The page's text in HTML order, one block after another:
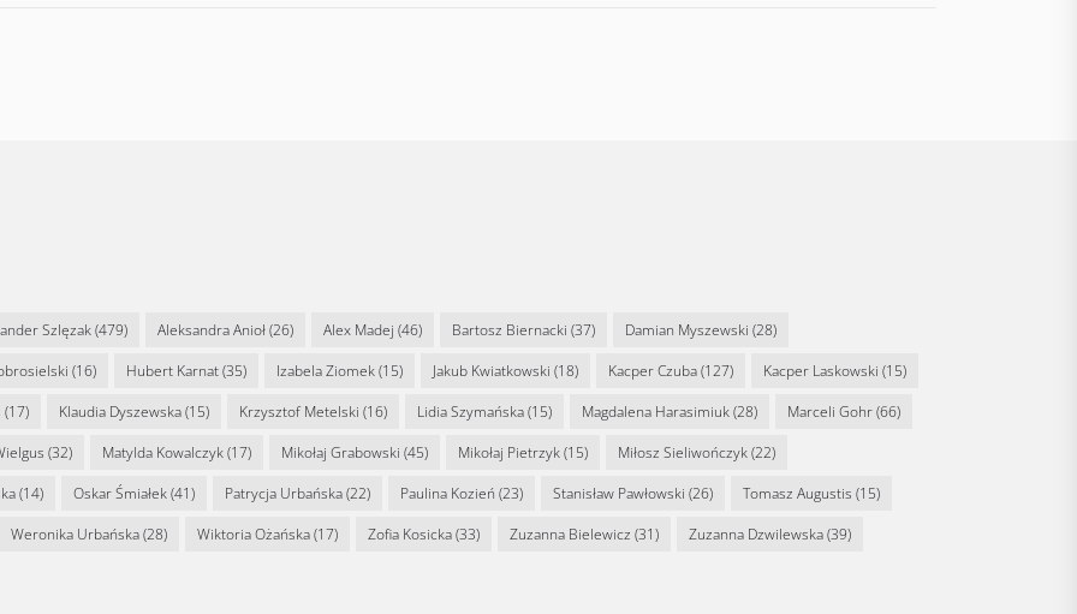
Szlęzak(479) Aleksandra Anioł(26) Alex Madej (46) Bartosz Biernacki (37) Damian Myszewski (28)
(16) Hubert Karnat(35) Izabela Ziomek(15) Jakub Kwiatkowski (18) Kacper Czuba(127) Kacper Laskowski (15)
(17) Klaudia Dyszewska(15) Krzysztof Metelski (16) Lidia Szymańska(15) Magdalena Harasimiuk(28) Marceli Gohr(66)
(32) Matylda Kowalczyk(17) Mikołaj Grabowski (45) Mikołaj Pietrzyk(15) Miłosz Sieliwończyk(22)
(14) Oskar Śmiałek(41) Patrycja Urbańska(22) Paulina Kozień (23) Stanisław Pawłowski (26) Tomasz Augustis (15)
Weronika Urbańska(28) Wiktoria Ożańska(17) Zofia Kosicka(33) Zuzanna Bielewicz (31) Zuzanna Dzwilewska(39)